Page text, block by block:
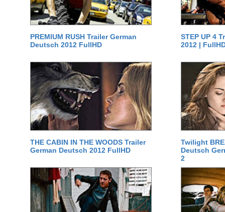
PREMIUM RUSH Trailer German
Deutsch 2012 FullHD
STEP UP 4
2012 |
THE CABIN IN THE WOODS Trailer
German Deutsch 2012 FullHD
Twilight
Deutsch
2